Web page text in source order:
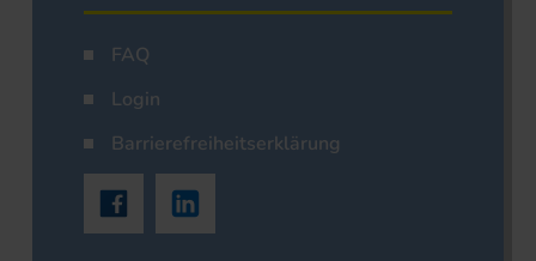
FAQ
Login
Barrierefreiheitserklärung